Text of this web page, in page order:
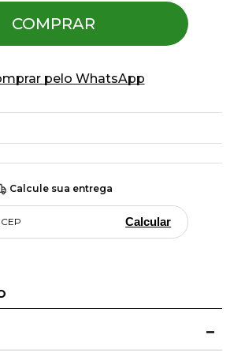
COMPRAR
pelo WhatsApp
Calcule sua entrega
Calcular